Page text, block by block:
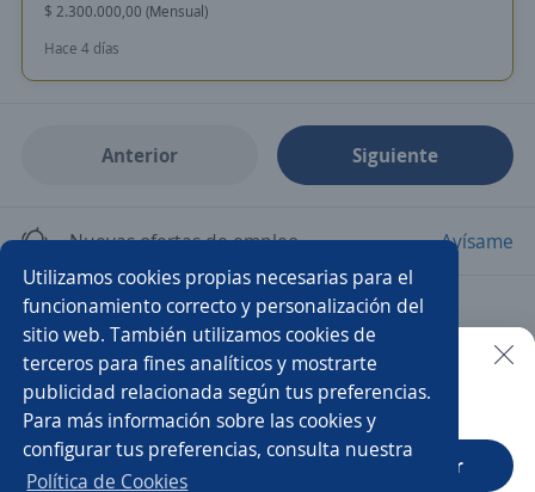
Utilizamos cookies propias necesarias para el
funcionamiento correcto y personalización del
sitio web. También utilizamos cookies de
terceros para fines analíticos y mostrarte
publicidad relacionada según tus preferencias.
Para más información sobre las cookies y
configurar tus preferencias, consulta nuestra
Política de Cookies
$ 2.300.000,00 (Mensual)
Hace 4 días
Anterior Siguiente
Nuevas ofertas de empleo Avísame
Empleos similares
Auxiliar reclutamiento Auxiliar contable y administrativo
Auxiliar administrativo/a Asistente de gerencia
Asistente/a de gerencia comercial
Buscar es más fácil en la app
CT App Abrir